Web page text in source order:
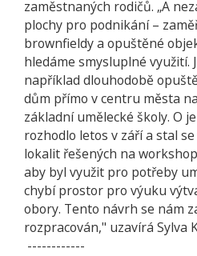
zaměstnaných rodičů. „A
plochy pro podnikání –
brownfieldy a opuštěné
hledáme smysluplné využití.
například dlouhodobě
dům přímo v centru města
základní umělecké školy. O
rozhodlo letos v září a stal
lokalit řešených na
aby byl využit pro potřeby
chybí prostor pro výuku
obory. Tento návrh se nám
rozpracován," uzavírá Sylva
------------